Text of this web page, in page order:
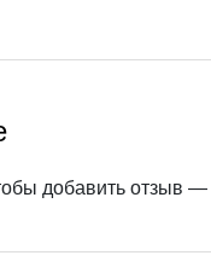
добавить отзыв —